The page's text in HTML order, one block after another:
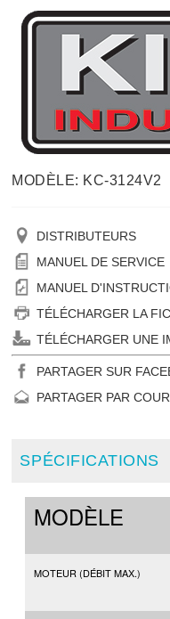
MODÈLE: KC-3124V2
DISTRIBUTEURS
MANUEL DE SERVICE
MANUEL
TÉLÉCHARGER LA
TÉLÉCHARGER UNE
PARTAGER SUR
PARTAGER PAR
SPÉCIFICATIONS
MODÈLE
MOTEUR (DÉBIT MAX.)